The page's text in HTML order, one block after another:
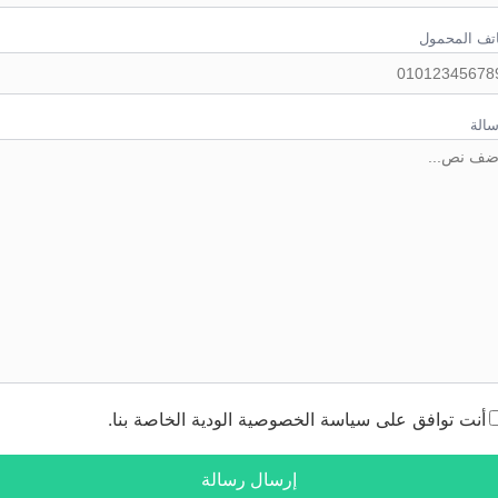
المحمول
أنت توافق على سياسة الخصوصية الودية الخاصة بنا.
إرسال رسالة